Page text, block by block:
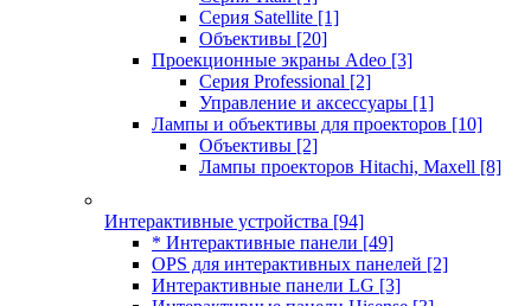
Серия Satellite [1]
Объективы [20]
Проекционные экраны Adeo [3]
Серия Professional [2]
Управление и аксессуары [1]
Лампы и объективы для проекторов [10]
Объективы [2]
Лампы проекторов Hitachi, Maxell [8]
Интерактивные устройства [94]
* Интерактивные панели [49]
OPS для интерактивных панелей [2]
Интерактивные панели LG [3]